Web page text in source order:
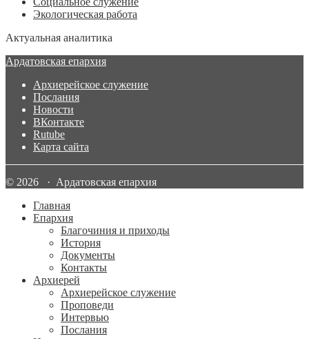
Экологическая работа
Актуальная аналитика
Ардатовская епархия
Архиерейское служение
Послания
Новости
ВКонтакте
Rutube
Карта сайта
© 2026 · Ардатовская епархия
Главная
Епархия
Благочиния и приходы
История
Документы
Контакты
Архиерей
Архиерейское служение
Проповеди
Интервью
Послания